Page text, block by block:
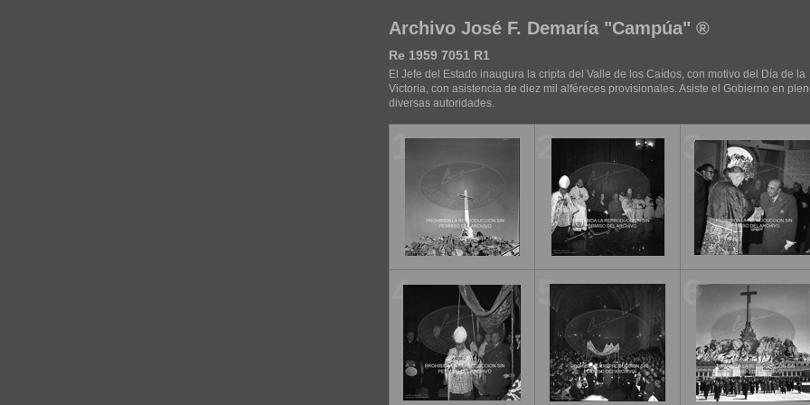
Archivo José F. Demaría "Campúa" ®
Re 1959 7051 R1
El Jefe del Estado inaugura la cripta del Valle de los Caídos, con motivo del Día de la
Victoria, con asistencia de diez mil alféreces provisionales. Asiste el Gobierno en
diversas autoridades.
1 2 3
4 5 6